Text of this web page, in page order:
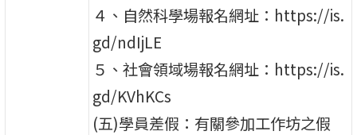
４、自然科學場報名網址：https://is.
gd/ndIjLE
５、社會領域場報名網址：https://is.
gd/KVhKCs
(五)學員差假：有關參加工作坊之假